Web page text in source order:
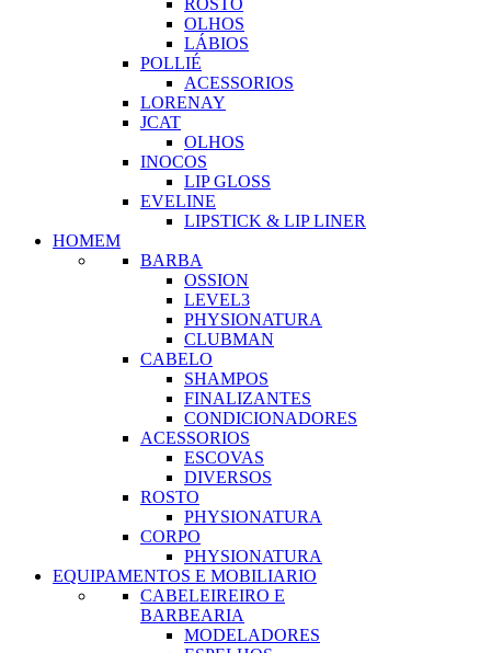
OLHOS
LÁBIOS
POLLIÉ
ACESSORIOS
LORENAY
JCAT
OLHOS
INOCOS
LIP GLOSS
EVELINE
LIPSTICK & LIP LINER
HOMEM
BARBA
OSSION
LEVEL3
PHYSIONATURA
CLUBMAN
CABELO
SHAMPOS
FINALIZANTES
CONDICIONADORES
ACESSORIOS
ESCOVAS
DIVERSOS
ROSTO
PHYSIONATURA
CORPO
PHYSIONATURA
EQUIPAMENTOS E MOBILIARIO
CABELEIREIRO E
BARBEARIA
MODELADORES